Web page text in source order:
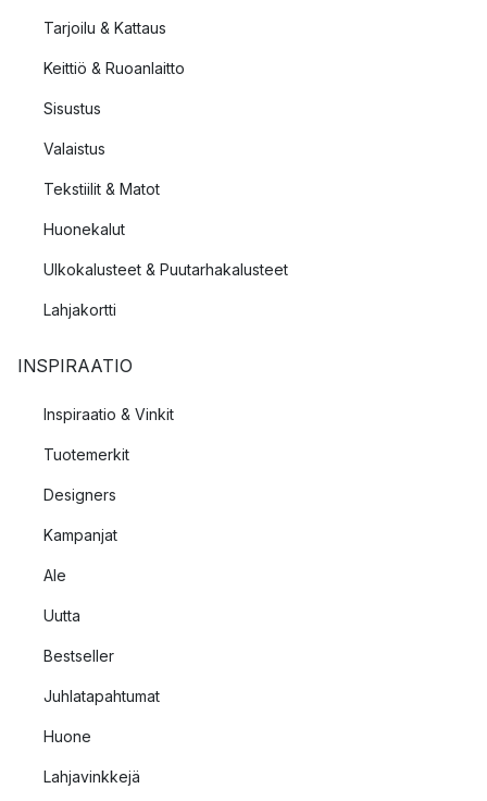
Tarjoilu & Kattaus
Keittiö & Ruoanlaitto
Sisustus
Valaistus
Tekstiilit & Matot
Huonekalut
Ulkokalusteet & Puutarhakalusteet
Lahjakortti
INSPIRAATIO
Inspiraatio & Vinkit
Tuotemerkit
Designers
Kampanjat
Ale
Uutta
Bestseller
Juhlatapahtumat
Huone
Lahjavinkkejä